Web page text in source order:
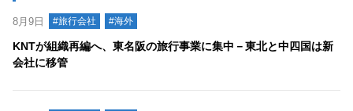
8月9日 #旅行会社 #海外
KNTが組織再編へ、東名阪の旅行事業に集中－東北と中四国は新
会社に移管